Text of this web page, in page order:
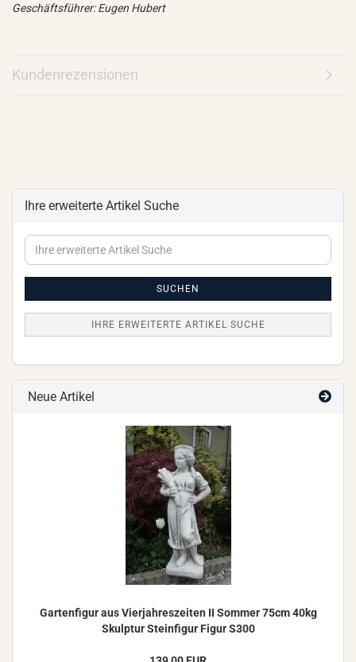
Geschäftsführer: Eugen Hubert
Kundenrezensionen
Ihre erweiterte Artikel Suche
Ihre
erweiterte
SUCHEN
IHRE ERWEITERTE ARTIKEL SUCHE
Neue Artikel
Gar­ten­fi­gur aus Vier­jah­res­zei­ten II Som­mer 75cm 40kg
Skulp­tur Stein­fi­gur Figur S300